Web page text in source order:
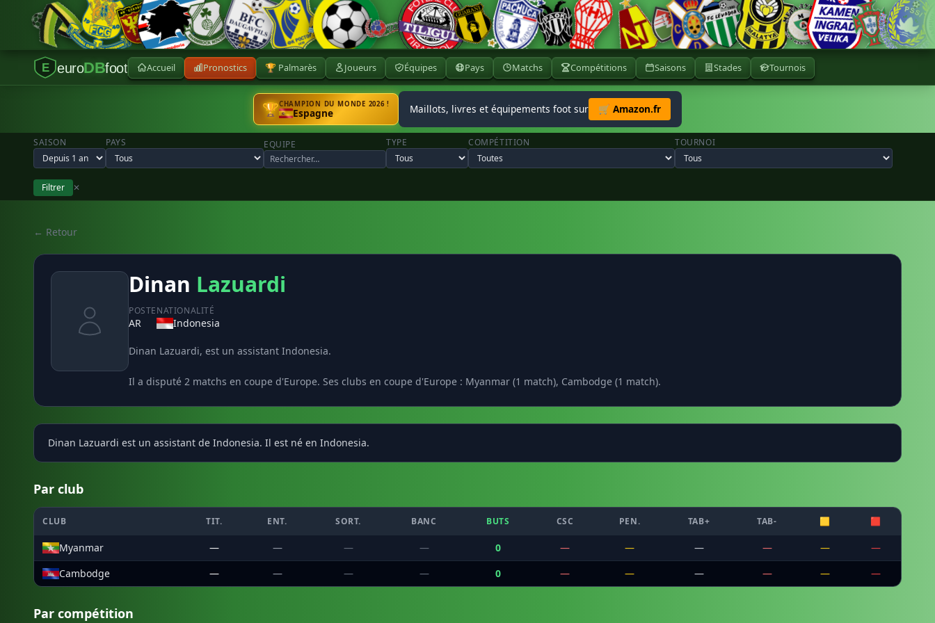
E euroDBfoot Accueil Pronostics 🏆 Palmarès Joueurs Équipes Pays Matchs Compétitions Saisons Stades Tournois
🏆CHAMPION DU MONDE 2026 !
Espagne Maillots, livres et équipements foot sur 🛒 Amazon.fr
SAISON PAYS EQUIPE TYPE COMPÉTITION TOURNOI
Filtrer ✕
← Retour
Dinan Lazuardi
POSTE
AR
NATIONALITÉ
Indonesia
Dinan Lazuardi, est un assistant Indonesia.
Il a disputé 2 matchs en coupe d'Europe. Ses clubs en coupe d'Europe : Myanmar (1 match), Cambodge (1 match).
Dinan Lazuardi est un assistant de Indonesia. Il est né en Indonesia.
Par club
CLUB TIT. ENT. SORT. BANC BUTS CSC PEN. TAB+ TAB- 🟨 🟥
Myanmar — — — — 0 — — — — —
—
Cambodge
— — — — 0 — — — — — —
Par compétition